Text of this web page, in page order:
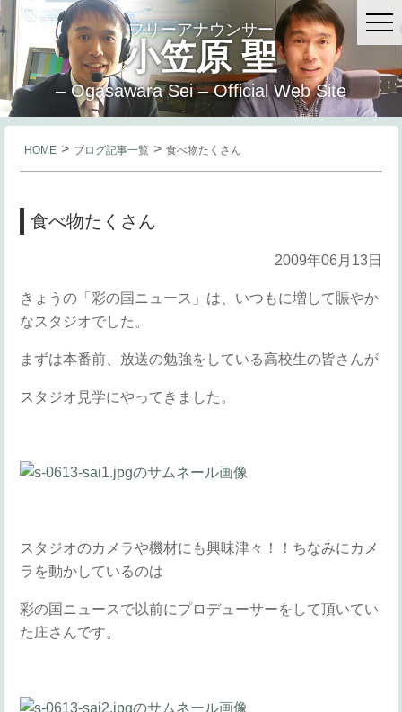
フリーアナウンサー
小笠原 聖
– Ogasawara Sei – Official Web Site
HOME > ブログ記事一覧 > 食べ物たくさん
食べ物たくさん
2009年06月13日
きょうの「彩の国ニュース」は、いつもに増して賑やか
なスタジオでした。
まずは本番前、放送の勉強をしている高校生の皆さんが
スタジオ見学にやってきました。
スタジオのカメラや機材にも興味津々！！ちなみにカメ
ラを動かしているのは
彩の国ニュースで以前にプロデューサーをして頂いてい
た庄さんです。